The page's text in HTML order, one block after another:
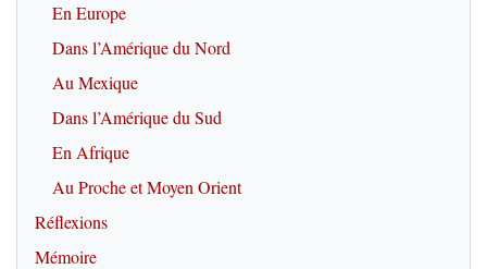
En Europe
Dans l’Amérique du Nord
Au Mexique
Dans l’Amérique du Sud
En Afrique
Au Proche et Moyen Orient
Réflexions
Mémoire